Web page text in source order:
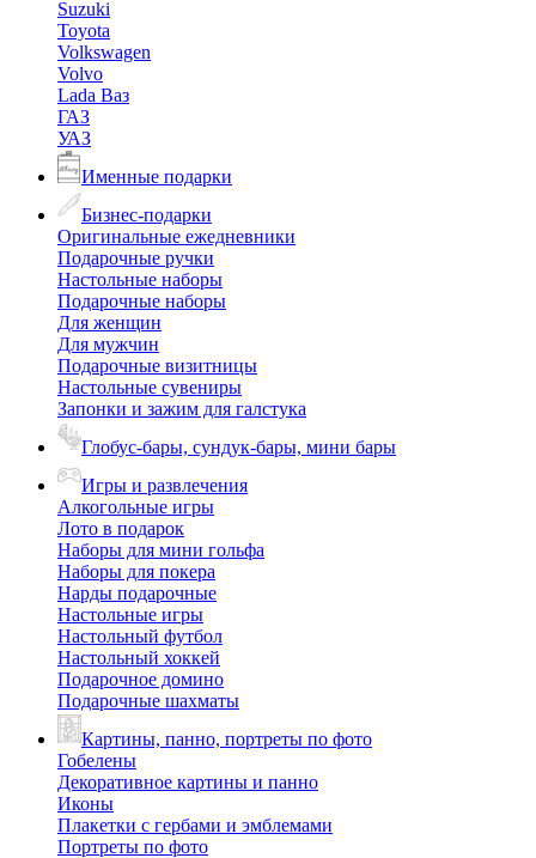
Suzuki
Toyota
Volkswagen
Volvo
Lada Ваз
ГАЗ
УАЗ
Именные подарки
Бизнес-подарки
Оригинальные ежедневники
Подарочные ручки
Настольные наборы
Подарочные наборы
Для женщин
Для мужчин
Подарочные визитницы
Настольные сувениры
Запонки и зажим для галстука
Глобус-бары, сундук-бары, мини бары
Игры и развлечения
Алкогольные игры
Лото в подарок
Наборы для мини гольфа
Наборы для покера
Нарды подарочные
Настольные игры
Настольный футбол
Настольный хоккей
Подарочное домино
Подарочные шахматы
Картины, панно, портреты по фото
Гобелены
Декоративное картины и панно
Иконы
Плакетки с гербами и эмблемами
Портреты по фото